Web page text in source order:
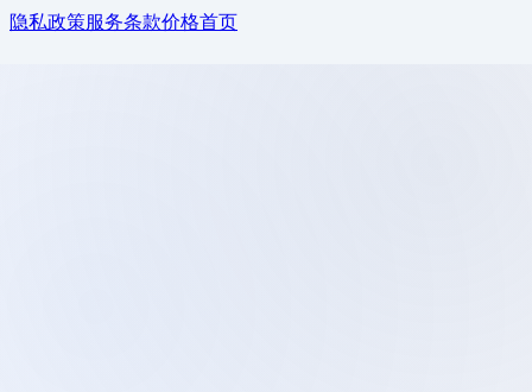
隐私政策服务条款价格首页